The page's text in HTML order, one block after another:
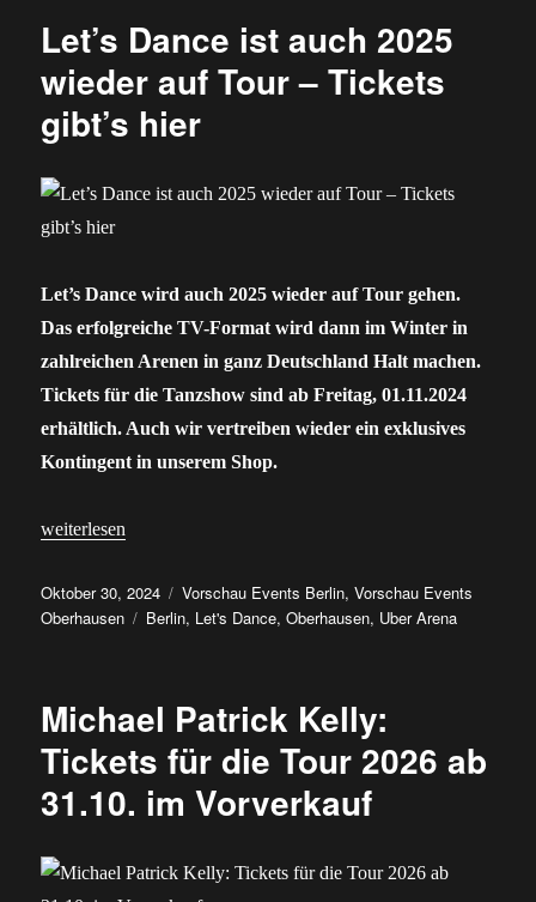
Let’s Dance ist auch 2025
wieder auf Tour – Tickets
gibt’s hier
Let’s Dance wird auch 2025 wieder auf Tour gehen.
Das erfolgreiche TV-Format wird dann im Winter in
zahlreichen Arenen in ganz Deutschland Halt machen.
Tickets für die Tanzshow sind ab Freitag, 01.11.2024
erhältlich. Auch wir vertreiben wieder ein exklusives
Kontingent in unserem Shop.
„Let’s Dance ist auch 2025 wieder auf Tour – Tickets gibt’s hier“
weiterlesen
Veröffentlicht
am
Oktober 30, 2024 Kategorien
Vorschau Events Berlin,Vorschau Events
Oberhausen
Schlagwörter
Berlin, Let's Dance,Oberhausen, Uber Arena
Michael Patrick Kelly:
Tickets für die Tour 2026 ab
31.10. im Vorverkauf